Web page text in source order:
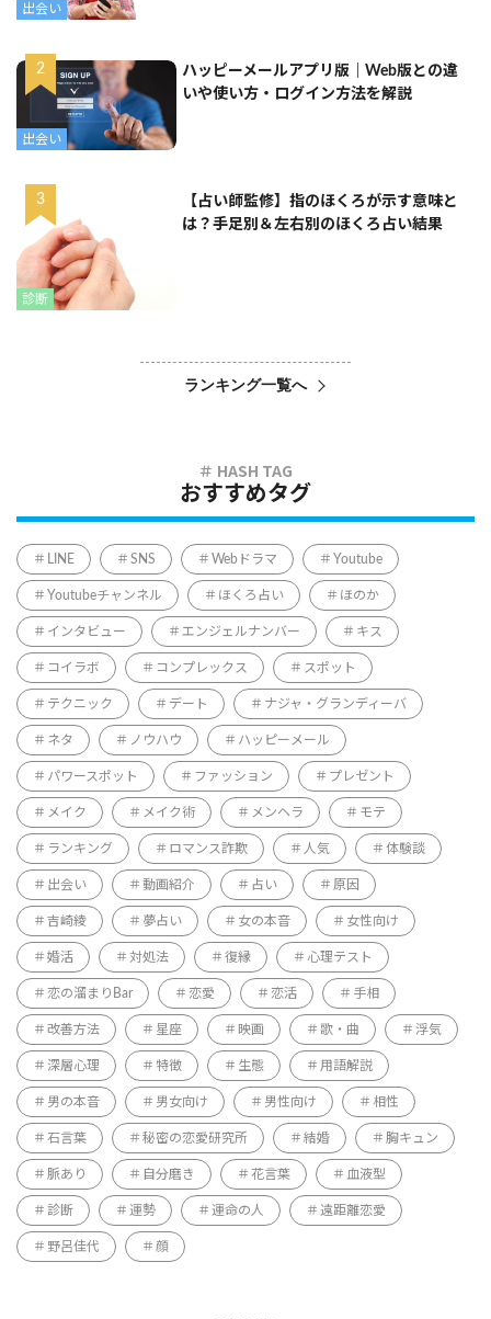
出会い
出会い
ハッピーメールアプリ版｜Web版との違
いや使い方・ログイン方法を解説
診断
【占い師監修】指のほくろが示す意味と
は？手足別＆左右別のほくろ占い結果
ランキング一覧へ
おすすめタグ
LINE SNS Webドラマ Youtube
Youtubeチャンネル ほくろ占い ほのか
インタビュー エンジェルナンバー キス
コイラボ コンプレックス スポット
テクニック デート ナジャ・グランディーバ
ネタ ノウハウ ハッピーメール
パワースポット ファッション プレゼント
メイク メイク術 メンヘラ モテ
ランキング ロマンス詐欺 人気 体験談
出会い 動画紹介 占い 原因
吉崎綾 夢占い 女の本音 女性向け
婚活 対処法 復縁 心理テスト
恋の溜まりBar 恋愛 恋活 手相
改善方法 星座 映画 歌・曲 浮気
深層心理 特徴 生態 用語解説
男の本音 男女向け 男性向け 相性
石言葉 秘密の恋愛研究所 結婚 胸キュン
脈あり 自分磨き 花言葉 血液型
診断 運勢 運命の人 遠距離恋愛
野呂佳代 顔